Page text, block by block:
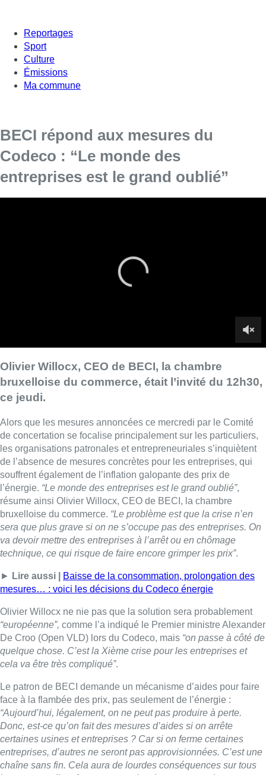
Reportages
Sport
Culture
Émissions
Ma commune
BECI répond aux mesures du
Codeco : “Le monde des
entreprises est le grand oublié”
Alors que les mesures annoncées ce mercredi par le Comité
de concertation se focalise principalement sur les particuliers,
les organisations patronales et entrepreneuriales s’inquiètent
sera que plus grave si on ne s’occupe pas des entreprises. On
va devoir mettre des entreprises à l’arrêt ou en chômage
technique, ce qui risque de faire encore grimper les prix”
Baisse de la consommation, prolongation des
mesures… : voici les décisions du Codeco énergie
Olivier Willocx ne nie pas que la solution sera probablement
“européenne”,comme l’a indiqué le Premier ministre Alexander
De Croo (Open VLD) lors du Codeco, mais “on passe à côté de
quelque chose. C’est la Xième crise pour les entreprises et
cela va être très compliqué”.
Le patron de BECI demande un mécanisme d’aides pour faire
face à la flambée des prix, pas seulement de l’énergie :
“Aujourd’hui, légalement, on ne peut pas produire à perte.
certaines usines et entreprises ? Car si on ferme certaines
entreprises, d’autres ne seront pas approvisionnées. C’est une
les secteurs. Il ne faut pas regarder chaque entreprise
individuellement ou en silos…”.
■ Interview réalisée parVanessa LhuillieretFanny
Rochezdans Le 12h30.
Lire aussi :
L’inflation plus élevée en Belgique
que dans les pays voisins au 2e
trimestre